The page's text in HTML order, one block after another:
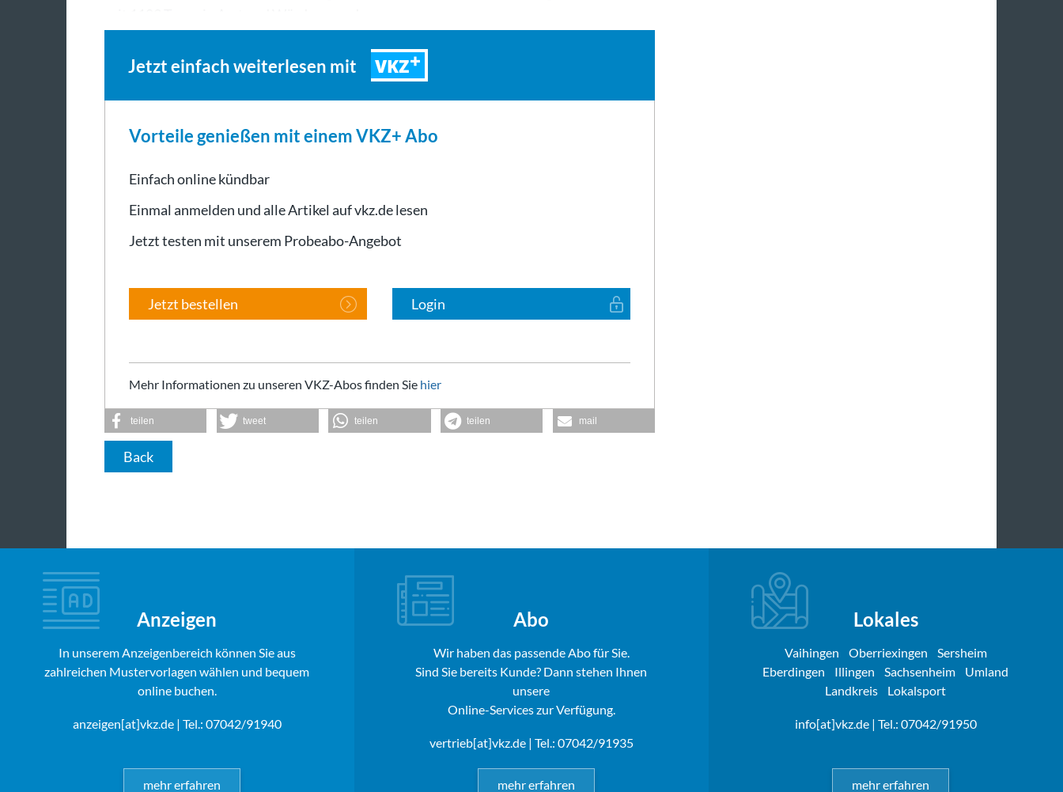
Jetzt einfach weiterlesen mit VKZ
Vorteile genießen mit einem VKZ+ Abo
Einfach online kündbar
Einmal anmelden und alle Artikel auf vkz.de lesen
Jetzt testen mit unserem Probeabo-Angebot
Jetzt bestellen Login
Mehr Informationen zu unseren VKZ-Abos finden Sie hier
teilen tweet teilen teilen mail
Back
Anzeigen
In unserem Anzeigenbereich können Sie aus
zahlreichen Mustervorlagen wählen und bequem
online buchen.
anzeigen[at]vkz.de| Tel.: 07042/91940
mehr erfahren
Abo
Wir haben das passende Abo für Sie.
Sind Sie bereits Kunde? Dann stehen Ihnen
unsere
Online-Services zur Verfügung.
vertrieb[at]vkz.de| Tel.: 07042/91935
mehr erfahren
Lokales
Vaihingen Oberriexingen
Sersheim
Eberdingen
Illingen Sachsenheim
Umland
Landkreis
Lokalsport
info[at]vkz.de| Tel.: 07042/91950
mehr erfahren